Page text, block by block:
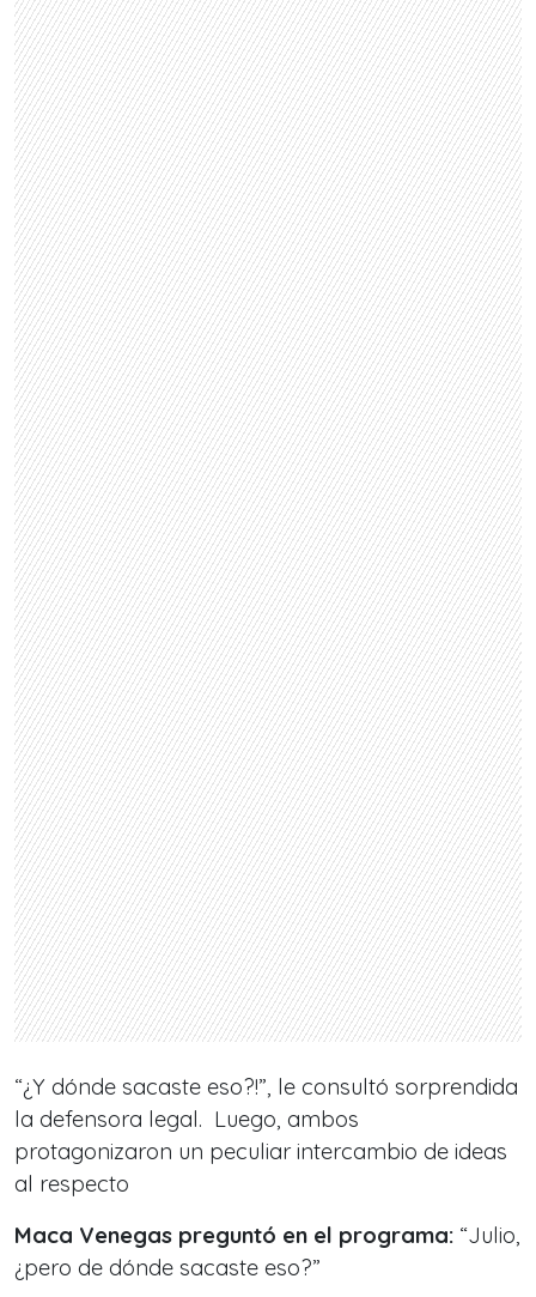
“¿Y dónde sacaste eso?!”, le consultó sorprendida
la defensora legal. Luego, ambos
protagonizaron un peculiar intercambio de ideas
al respecto
Maca Venegas preguntó en el programa: “Julio,
¿pero de dónde sacaste eso?”